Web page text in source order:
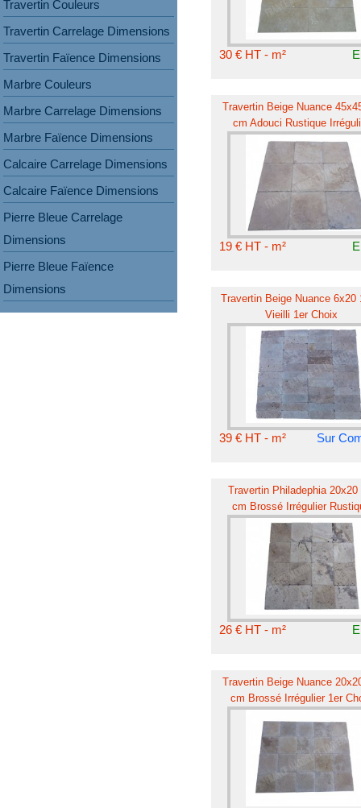
Travertin Couleurs
Travertin Carrelage Dimensions
Travertin Faïence Dimensions
Marbre Couleurs
Marbre Carrelage Dimensions
Marbre Faïence Dimensions
Calcaire Carrelage Dimensions
Calcaire Faïence Dimensions
Pierre Bleue Carrelage
Dimensions
Pierre Bleue Faïence
Dimensions
30 € HT - m²
Travertin Beige Nuance
cm Adouci Rustique
19 € HT - m²
Travertin Beige Nuance 6x20
Vieilli 1er Choix
39 € HT - m² Sur
Travertin Philadephia 20x20
cm Brossé Irrégulier
26 € HT - m²
Travertin Beige Nuance
cm Brossé Irrégulier 1er